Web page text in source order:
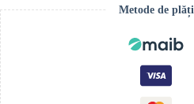
Metode de plăți